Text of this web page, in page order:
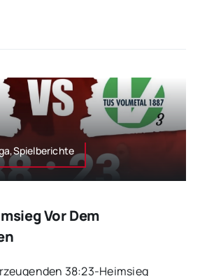
Vor Dem
38:23-Heimsieg